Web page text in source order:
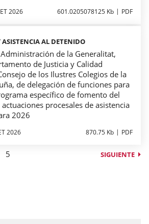
2026 601.0205078125 Kb PDF
AL DETENIDO
de la Generalitat,
de Justicia y Calidad
de los Ilustres Colegios de la
de delegación de funciones para
específico de fomento del
procesales de asistencia
2026
2026 870.75 Kb PDF
5 SIGUIENTE